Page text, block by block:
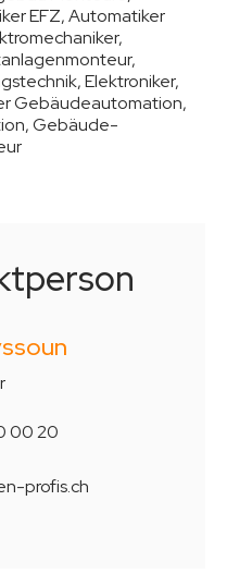
EFZ, Automatiker
Elektroniker,
Gebäudeautomation,
Gebäude-
00 20
profis.ch